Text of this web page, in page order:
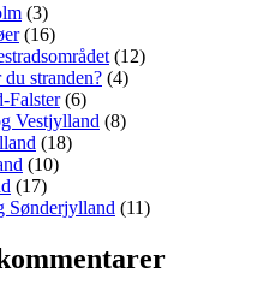
(3)
(16)
(12)
stranden? (4)
Falster(6)
Vestjylland (8)
(18)
(10)
(17)
Sønderjylland (11)